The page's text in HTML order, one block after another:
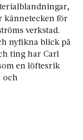
kännetecken för
verkstad.
nyfikna blick på
ting har Carl
en löftesrik
och